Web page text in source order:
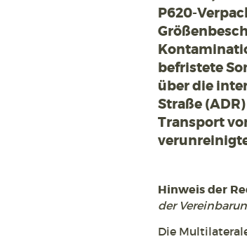
P620-
befristete
über die
Straße
Transport
Hinweis der
der
Die